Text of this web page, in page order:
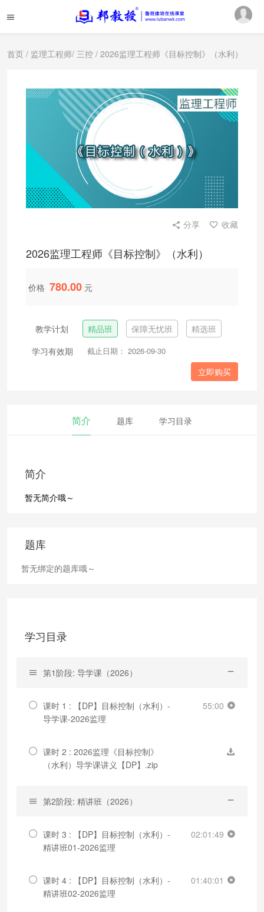
首页 / 监理工程师/ 三控 / 2026监理工程师《目标控制》（水利）
分享 收藏
2026监理工程师《目标控制》（水利）
价格 780.00 元
教学计划 精品班 保障无忧班
精选班
学习有效期
截止日期： 2026-09-30
立即购买
简介 题库 学习目录
简介
暂无简介哦～
题库
暂无绑定的题库哦～
学习目录
第1阶段: 导学课（2026）
课时 1 : 【DP】目标控制（水利）-
导学课-2026监理
55:00
课时 2 : 2026监理《目标控制》
（水利）导学课讲义【DP】.zip
第2阶段: 精讲班（2026）
课时 3 : 【DP】目标控制（水利）-
精讲班01-2026监理
02:01:49
课时 4 : 【DP】目标控制（水利）-
精讲班02-2026监理
01:40:01